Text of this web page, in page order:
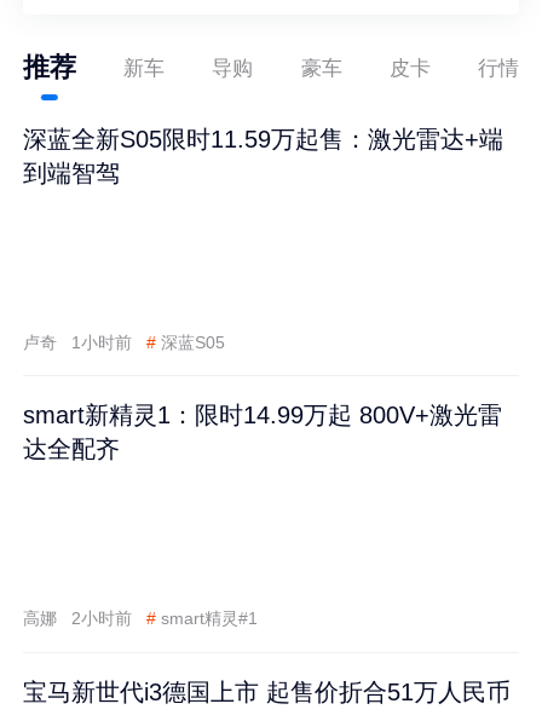
推荐 新车 导购 豪车 皮卡 行情
深蓝全新S05限时11.59万起售：激光雷达+端
到端智驾
卢奇 1小时前 # 深蓝S05
smart新精灵1：限时14.99万起 800V+激光雷
达全配齐
高娜 2小时前 # smart精灵#1
宝马新世代i3德国上市 起售价折合51万人民币